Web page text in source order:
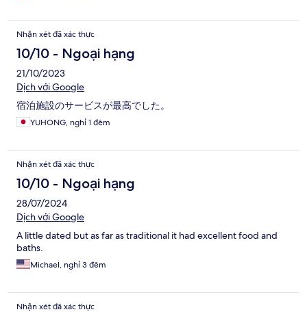
Nhận xét đã xác thực
10/10 - Ngoại hạng
21/10/2023
Dịch với Google
宿泊施設のサービスが最高でした。
YUHONG, nghỉ 1 đêm
Nhận xét đã xác thực
10/10 - Ngoại hạng
28/07/2024
Dịch với Google
A little dated but as far as traditional it had excellent food and
baths.
Michael, nghỉ 3 đêm
Nhận xét đã xác thực